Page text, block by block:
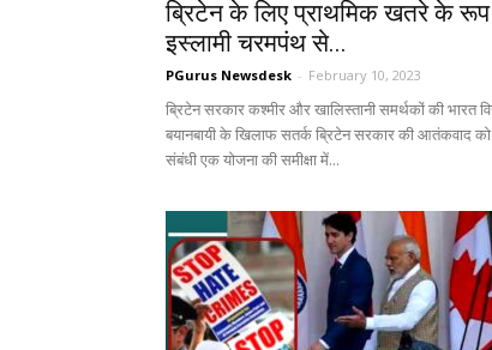
ब्रिटेन के लिए प्राथमिक खतरे के
इस्लामी चरमपंथ से...
PGurus Newsdesk - February 10, 2023
ब्रिटेन सरकार कश्मीर और खालिस्तानी समर्थकों की भारत
बयानबायी के खिलाफ सतर्क ब्रिटेन सरकार की आतंकवाद
संबंधी एक योजना की समीक्षा में...